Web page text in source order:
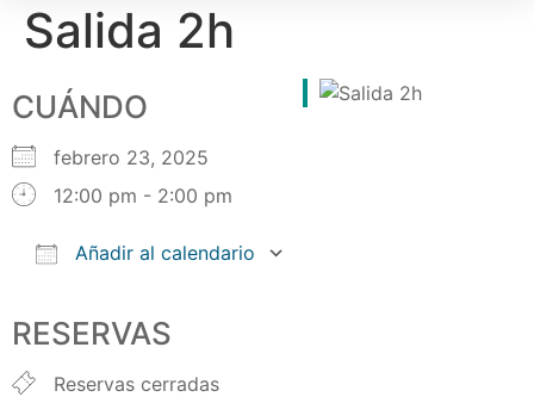
Salida 2h
CUÁNDO
febrero 23, 2025
12:00 pm - 2:00 pm
Añadir al calendario
RESERVAS
Reservas cerradas